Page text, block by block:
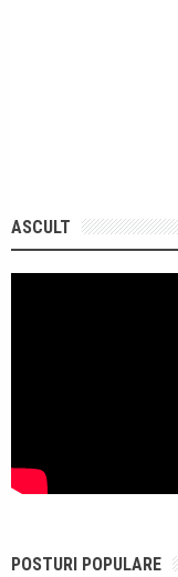
ASCULT
POSTURI POPULARE